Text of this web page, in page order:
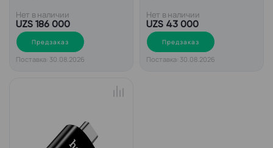
Нет в наличии
UZS 186 000
Предзаказ
Поставка: 30.08.2026
Нет в наличии
UZS 43 000
Предзаказ
Поставка: 30.08.2026